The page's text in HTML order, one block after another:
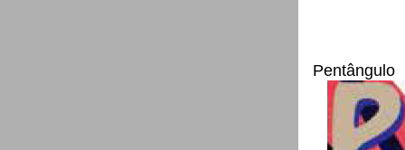
Pentângulo